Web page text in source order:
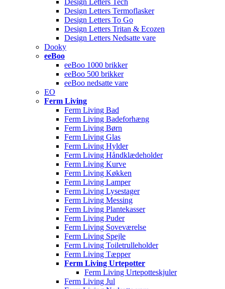
Design Letters Tech
Design Letters Termoflasker
Design Letters To Go
Design Letters Tritan & Ecozen
Design Letters Nedsatte vare
Dooky
eeBoo
eeBoo 1000 brikker
eeBoo 500 brikker
eeBoo nedsatte vare
EO
Ferm Living
Ferm Living Bad
Ferm Living Badeforhæng
Ferm Living Børn
Ferm Living Glas
Ferm Living Hylder
Ferm Living Håndklædeholder
Ferm Living Kurve
Ferm Living Køkken
Ferm Living Lamper
Ferm Living Lysestager
Ferm Living Messing
Ferm Living Plantekasser
Ferm Living Puder
Ferm Living Soveværelse
Ferm Living Spejle
Ferm Living Toiletrulleholder
Ferm Living Tæpper
Ferm Living Urtepotter
Ferm Living Urtepotteskjuler
Ferm Living Jul